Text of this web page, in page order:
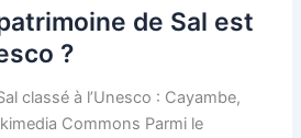
de Sal est
?
classé à l’Unesco : Cayambe,
Commons Parmi le